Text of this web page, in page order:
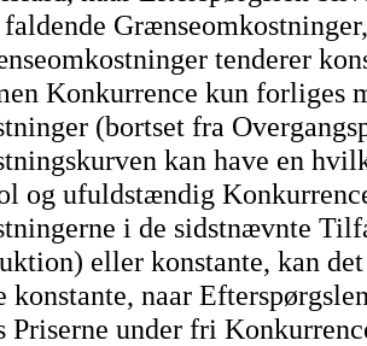
tenderer
Konkurrence kun forliges
(bortset fra
kan have en
og ufuldstændig
i de sidstnævnte
eller konstante, kan
konstante, naar
Priserne under fri